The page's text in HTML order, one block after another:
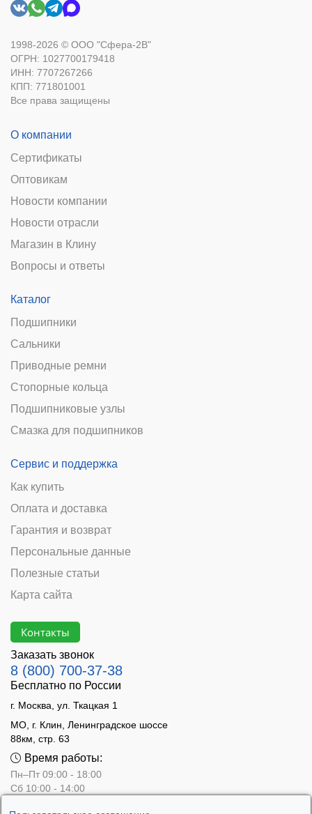
1998-2026 © ООО "Сфера-2В"
ОГРН: 1027700179418
ИНН: 7707267266
КПП: 771801001
Все права защищены
О компании
Сертификаты
Оптовикам
Новости компании
Новости отрасли
Магазин в Клину
Вопросы и ответы
Каталог
Подшипники
Сальники
Приводные ремни
Стопорные кольца
Подшипниковые узлы
Смазка для подшипников
Сервис и поддержка
Как купить
Оплата и доставка
Гарантия и возврат
Персональные данные
Полезные статьи
Карта сайта
Контакты
Заказать звонок
8 (800) 700-37-38
Бесплатно по России
г. Москва, ул. Ткацкая 1
МО, г. Клин, Ленинградское шоссе
88км, стр. 63
Время работы:
Пн–Пт 09:00 - 18:00
Сб 10:00 - 14:00